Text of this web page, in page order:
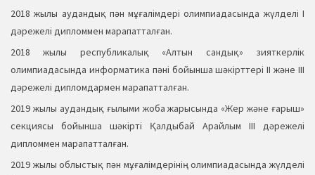
2018 жылы аудандық пән мұғалімдері олимпиадасында жүлделі І
дәрежелі дипломмен марапатталған.
2018 жылы республикалық «Алтын сандық» зияткерлік
олимпиадасында информатика пәні бойынша шәкірттері ІІ және ІІІ
дәрежелі дипломдармен марапатталған.
2019 жылы аудандық ғылыми жоба жарысында «Жер және ғарыш»
секциясы бойынша шәкірті Қалдыбай Арайлым ІІІ дәрежелі
дипломмен марапатталған.
2019 жылы облыстық пән мұғалімдерінің олимпиадасында жүлделі